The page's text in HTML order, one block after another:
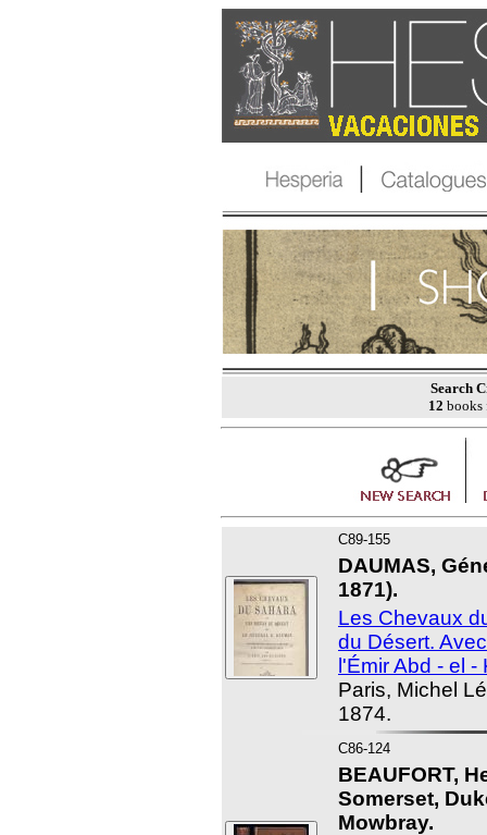
Search
12
C89-155
DAUMAS,
1871).
Les Chevaux
du Désert.
l'Émir Abd - el -
Paris, Michel
1874.
C86-124
BEAUFORT,
Somerset,
Mowbray.